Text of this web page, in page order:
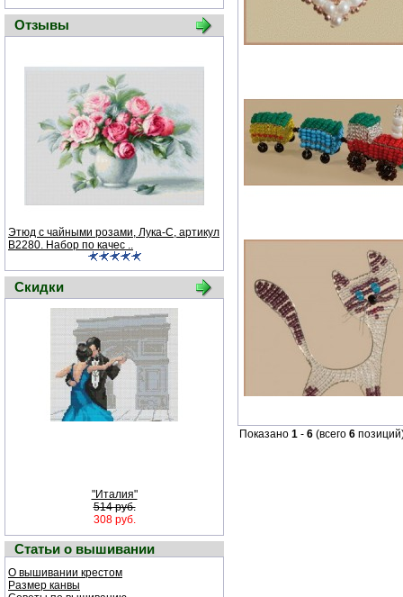
Отзывы
Этюд с чайными розами, Лука-С, артикул
В2280. Набор по качес ..
Скидки
"Италия"
514 руб.
308 руб.
Статьи о вышивании
О вышивании крестом
Размер канвы
Показано 1 - 6 (всего 6